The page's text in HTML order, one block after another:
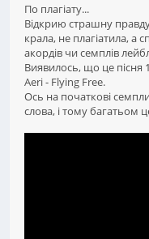
По плагіату...
Відкрию страшну
крала, не плагіатила, а
акордів чи семплів
Виявилось, що це пісня
Aeri - Flying Free.
Ось на початкові
слова, і тому багатьом